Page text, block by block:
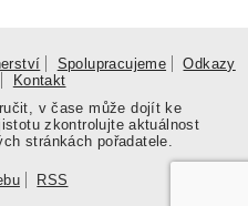
Spolupracujeme
Odkazy
Kontakt
v čase může dojít ke
zkontrolujte aktuálnost
stránkách pořadatele.
RSS